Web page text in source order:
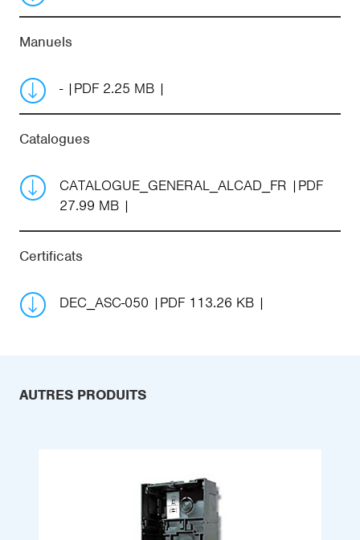
Manuels
- PDF 2.25 MB
Catalogues
CATALOGUE_GENERAL_ALCAD_FR
PDF
27.99 MB
Certificats
DEC_ASC-050 PDF 113.26 KB
AUTRES PRODUITS